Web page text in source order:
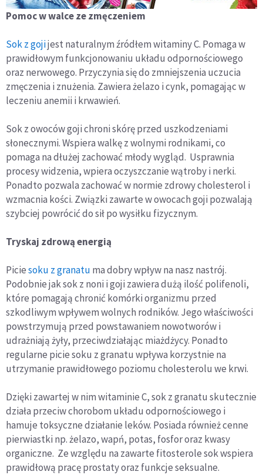
Pomoc w walce ze zmęczeniem
Sok z gojijest naturalnym źródłem witaminy C. Pomaga w
prawidłowym funkcjonowaniu układu odpornościowego
oraz nerwowego. Przyczynia się do zmniejszenia uczucia
zmęczenia i znużenia. Zawiera żelazo i cynk, pomagając w
leczeniu anemii i krwawień.
Sok z owoców goji chroni skórę przed uszkodzeniami
słonecznymi. Wspiera walkę z wolnymi rodnikami, co
pomaga na dłużej zachować młody wygląd. Usprawnia
procesy widzenia, wpiera oczyszczanie wątroby i nerki.
Ponadto pozwala zachować w normie zdrowy cholesterol i
wzmacnia kości. Związki zawarte w owocach goji pozwalają
szybciej powrócić do sił po wysiłku fizycznym.
Tryskaj zdrową energią
Piciesoku z granatu ma dobry wpływ na nasz nastrój.
Podobnie jak sok z noni i goji zawiera dużą ilość polifenoli,
które pomagają chronić komórki organizmu przed
szkodliwym wpływem wolnych rodników. Jego właściwości
powstrzymują przed powstawaniem nowotworów i
udrażniają żyły, przeciwdziałając miażdżycy. Ponadto
regularne picie soku z granatu wpływa korzystnie na
utrzymanie prawidłowego poziomu cholesterolu we krwi.
Dzięki zawartej w nim witaminie C, sok z granatu skutecznie
działa przeciw chorobom układu odpornościowego i
hamuje toksyczne działanie leków. Posiada również cenne
pierwiastki np. żelazo, wapń, potas, fosfor oraz kwasy
organiczne. Ze względu na zawarte fitosterole sok wspiera
prawidłową pracę prostaty oraz funkcje seksualne.